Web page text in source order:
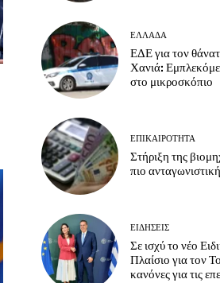
ΕΛΛΑΔΑ
ΕΔΕ για τον
Χανιά:
στο μικροσκόπιο
ΕΠΙΚΑΙΡΟΤΗΤΑ
Στήριξη της
πιο
ΕΙΔΗΣΕΙΣ
Σε ισχύ το νέο
Πλαίσιο για τον
κανόνες για τις